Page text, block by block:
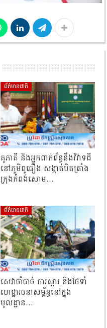
ព័ត៌មានជាតិ
គូភាគី និងអ្នកពាក់ព័ន្ធនឹងវិវាទដី
នៅភូមិពូធឿង សង្កាត់បិតត្រាំង
ក្រុងកំពង់សោម…
ព័ត៌មានជាតិ
សេវាចាំបាច់ ការស្តារ និងថែទាំ
ហេដ្ឋារចនាសម្ព័ន្ធនៅក្នុង
មូលដ្ឋាន…